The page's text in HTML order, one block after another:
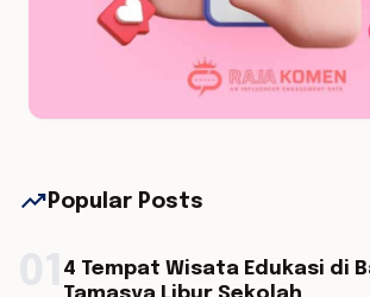
trending_up Popular Posts
4 Tempat Wisata Edukasi di